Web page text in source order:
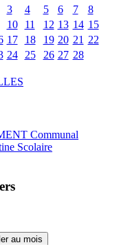
3 4 5 6 7
8
10 11 12 13 14 15
17 18 19 20 21 22
24 25 26 27 28
Communal
Scolaire
au mois